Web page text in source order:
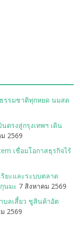
รรมชาติทุกหยด นมสด
ตรงสู่กรุงเทพฯ เดิน
2569
เชื่อมโอกาสธุรกิจไร้
ยะและระบบตลาด
นมะ 7 สิงหาคม 2569
บลเสี้ยว ชูสินค้าอัต
2569